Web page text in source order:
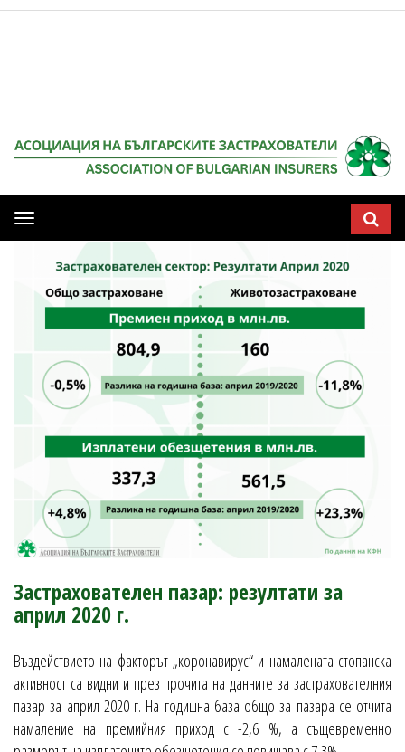
Мобилна
навигация
Застрахователен пазар: резултати за
април 2020 г.
Въздействието на факторът „коронавирус“ и намалената стопанска
активност са видни и през прочита на данните за застрахователния
пазар за април 2020 г. На годишна база общо за пазара се отчита
намаление на премийния приход с -2,6 %, а същевременно